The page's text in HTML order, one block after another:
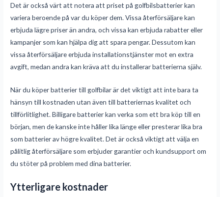
Det är också värt att notera att priset på golfbilsbatterier kan
variera beroende på var du köper dem. Vissa återförsäljare kan
erbjuda lägre priser än andra, och vissa kan erbjuda rabatter eller
kampanjer som kan hjälpa dig att spara pengar. Dessutom kan
vissa återförsäljare erbjuda installationstjänster mot en extra
avgift, medan andra kan kräva att du installerar batterierna själv.
När du köper batterier till golfbilar är det viktigt att inte bara ta
hänsyn till kostnaden utan även till batteriernas kvalitet och
tillförlitlighet. Billigare batterier kan verka som ett bra köp till en
början, men de kanske inte håller lika länge eller presterar lika bra
som batterier av högre kvalitet. Det är också viktigt att välja en
pålitlig återförsäljare som erbjuder garantier och kundsupport om
du stöter på problem med dina batterier.
Ytterligare kostnader